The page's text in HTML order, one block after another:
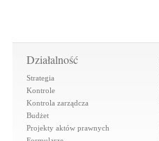
Działalność
Strategia
Kontrole
Kontrola zarządcza
Budżet
Projekty aktów prawnych